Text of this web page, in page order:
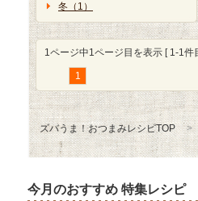
冬（1）
1ページ中1ページ目を表示 [ 1-1件
1
ズバうま！おつまみレシピTOP
今月のおすすめ 特集レシピ